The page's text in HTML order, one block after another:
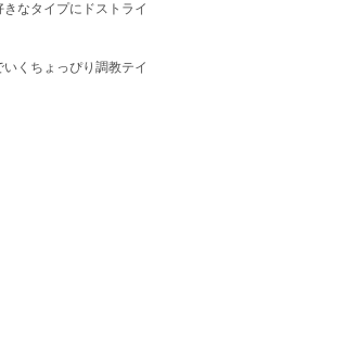
なタイプにドストライ
くちょっぴり調教テイ